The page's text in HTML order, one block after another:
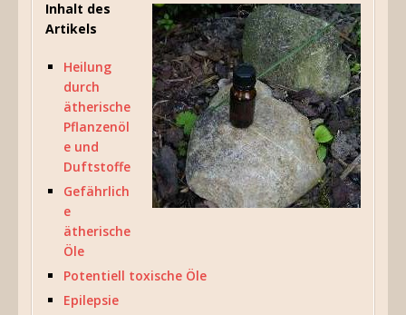
Inhalt des
Artikels
Heilung
durch
ätherische
Pflanzenöl
e und
Duftstoffe
Gefährlich
e
ätherische
Öle
Potentiell toxische Öle
Epilepsie